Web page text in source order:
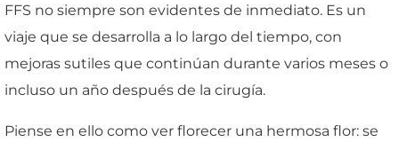
FFS no siempre son evidentes de inmediato. Es un
viaje que se desarrolla a lo largo del tiempo, con
mejoras sutiles que continúan durante varios meses o
incluso un año después de la cirugía.
Piense en ello como ver florecer una hermosa flor: se